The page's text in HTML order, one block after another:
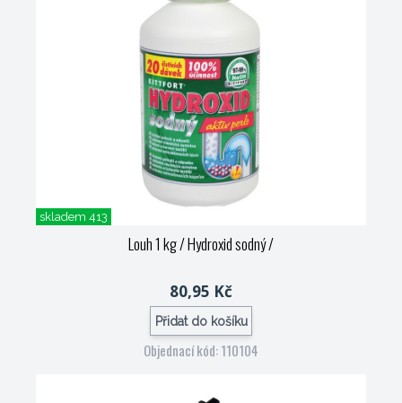
skladem 413
Louh 1 kg / Hydroxid sodný /
80,95 Kč
Přidat do košíku
Objednací kód: 110104